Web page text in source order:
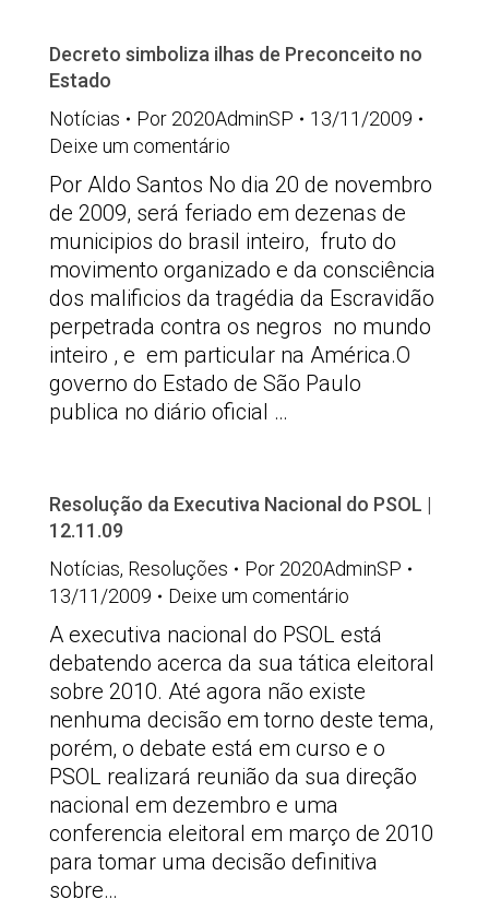
Decreto simboliza ilhas de Preconceito no
Estado
Notícias
Por 2020AdminSP
13/11/2009
Deixe um comentário
Por Aldo Santos No dia 20 de novembro
de 2009, será feriado em dezenas de
municipios do brasil inteiro, fruto do
movimento organizado e da consciência
dos malificios da tragédia da Escravidão
perpetrada contra os negros no mundo
inteiro , e em particular na América.O
governo do Estado de São Paulo
publica no diário oficial …
Resolução da Executiva Nacional do PSOL |
12.11.09
Notícias, Resoluções Por 2020AdminSP
13/11/2009
Deixe um comentário
A executiva nacional do PSOL está
debatendo acerca da sua tática eleitoral
sobre 2010. Até agora não existe
nenhuma decisão em torno deste tema,
porém, o debate está em curso e o
PSOL realizará reunião da sua direção
nacional em dezembro e uma
conferencia eleitoral em março de 2010
para tomar uma decisão definitiva
sobre…